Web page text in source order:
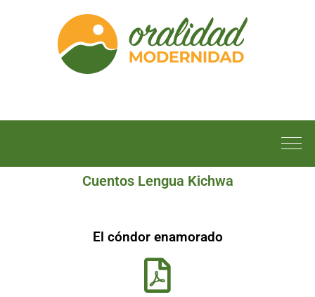
Cuentos Lengua Kichwa
El cóndor enamorado